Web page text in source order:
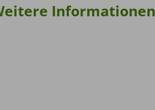
Informationen